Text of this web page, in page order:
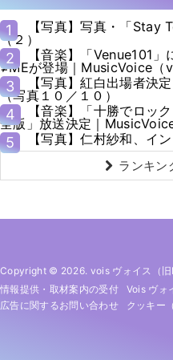
1
【写真】写真・「Stay
（２）
2
【音楽】「Venue101
≠MEが登場｜MusicVoice（
3
【写真】紅白出場者決
（写真１０／１０）
4
【音楽】「十勝でロッ
全版」放送決定｜
5
【写真】仁村紗和、イ
ランキン
Copyright © 2026. vois ヴォイス（旧
情報提供・取材案内の受付
Vois ヴォ
広告に関するお問い合わせ
クッキー